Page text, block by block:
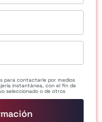
para contactarle por medios
instantánea, con el fin de
seleccionado o de otros
su solicitud con las
y servicios de acuerdo a su
acceso, rectificación, supresión,